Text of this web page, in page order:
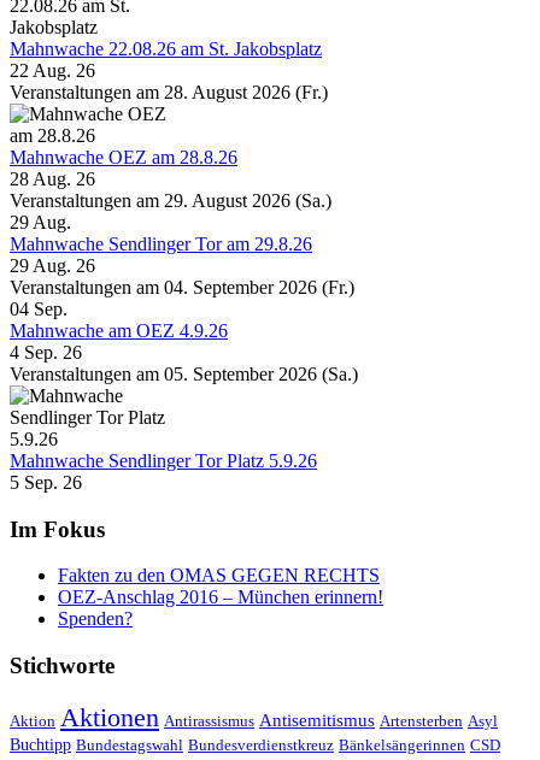
Mahnwache 22.08.26 am St. Jakobsplatz
22 Aug. 26
Veranstaltungen am 28. August 2026 (Fr.)
Mahnwache OEZ am 28.8.26
28 Aug. 26
Veranstaltungen am 29. August 2026 (Sa.)
29 Aug.
Mahnwache Sendlinger Tor am 29.8.26
29 Aug. 26
Veranstaltungen am 04. September 2026 (Fr.)
04 Sep.
Mahnwache am OEZ 4.9.26
4 Sep. 26
Veranstaltungen am 05. September 2026 (Sa.)
Mahnwache Sendlinger Tor Platz 5.9.26
5 Sep. 26
Im Fokus
Fakten zu den OMAS GEGEN RECHTS
OEZ-Anschlag 2016 – München erinnern!
Spenden?
Stichworte
Aktion Aktionen Antirassismus Antisemitismus Artensterben Asyl
Buchtipp Bundestagswahl Bundesverdienstkreuz Bänkelsängerinnen CSD